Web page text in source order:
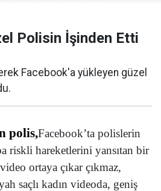
Polisin İşinden Etti
Facebook'a yükleyen güzel
polis,Facebook’ta polislerin
riskli hareketlerini yansıtan bir
ortaya çıkar çıkmaz,
saçlı kadın videoda, geniş